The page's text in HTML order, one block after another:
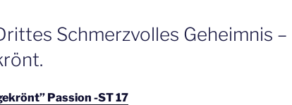
Schmerzvolles Geheimnis
Passion -ST 17